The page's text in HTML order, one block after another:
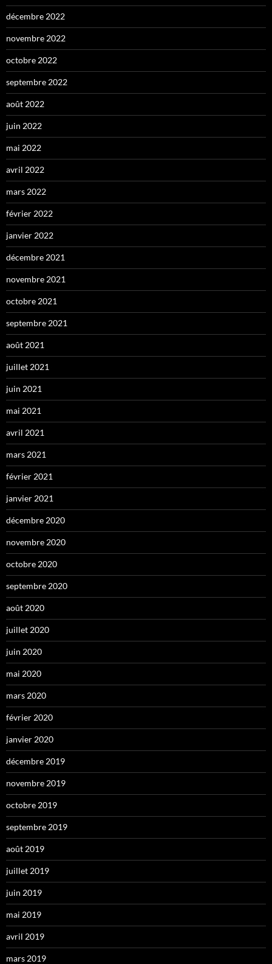
décembre 2022
novembre 2022
octobre 2022
septembre 2022
août 2022
juin 2022
mai 2022
avril 2022
mars 2022
février 2022
janvier 2022
décembre 2021
novembre 2021
octobre 2021
septembre 2021
août 2021
juillet 2021
juin 2021
mai 2021
avril 2021
mars 2021
février 2021
janvier 2021
décembre 2020
novembre 2020
octobre 2020
septembre 2020
août 2020
juillet 2020
juin 2020
mai 2020
mars 2020
février 2020
janvier 2020
décembre 2019
novembre 2019
octobre 2019
septembre 2019
août 2019
juillet 2019
juin 2019
mai 2019
avril 2019
mars 2019